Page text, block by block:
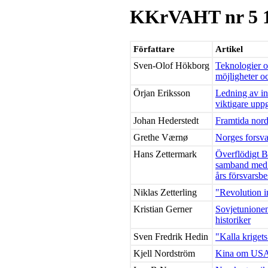
KKrVAHT nr 5
Författare Artikel
Sven-Olof Hökborg Teknologier
möjligheter
Örjan Eriksson
Ledning av
viktigare
Johan Hederstedt
Framtida
Grethe Værnø
Norges
Hans Zettermark
Överflödigt
samband
års
Niklas Zetterling
"Revolution
Kristian Gerner
historiker
Sven Fredrik Hedin
"Kalla
Kjell Nordström
Kina om